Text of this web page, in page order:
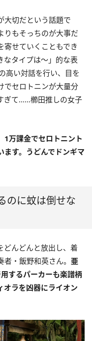
大切だという話題で
りもそっちのが大事だ
寄せていくこともでき
なタイプは〜」的な表
高い対話を行い、目を
でセロトニンが大量分
ぎて……櫛田推しの女子
万課金でセロトニント
す。うどんでドンギマ
のに蚊は倒せな
どんどんと放出し、着
・飯野和英さん。 亜
するパーカーも楽譜柄
オラを凶器にライオン